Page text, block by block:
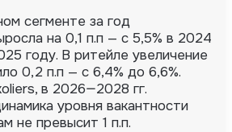
сегменте за год
на 0,1 п.п — с 5,5% в 2024
году. В ритейле увеличение
0,2 п.п — с 6,4% до 6,6%.
в 2026—2028 гг.
уровня вакантности
не превысит 1 п.п.